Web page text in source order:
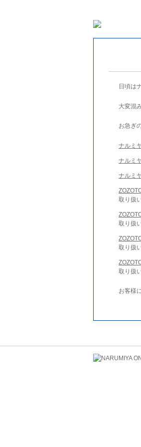
日頃は
大変混
お急ぎ
ナルミ
ナルミ
ナルミ
取り扱
取り扱
取り扱
取り扱
お客様